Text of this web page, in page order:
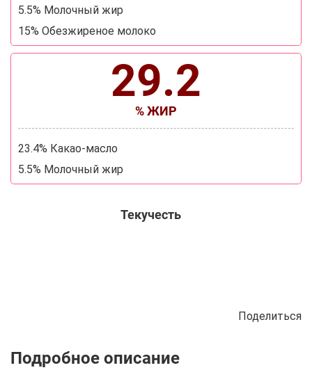
5.5% Молочный жир
15% Обезжиреное молоко
29.2
% ЖИР
23.4% Какао-масло
5.5% Молочный жир
Текучесть
Поделиться
Описание Отзывы Рецепты